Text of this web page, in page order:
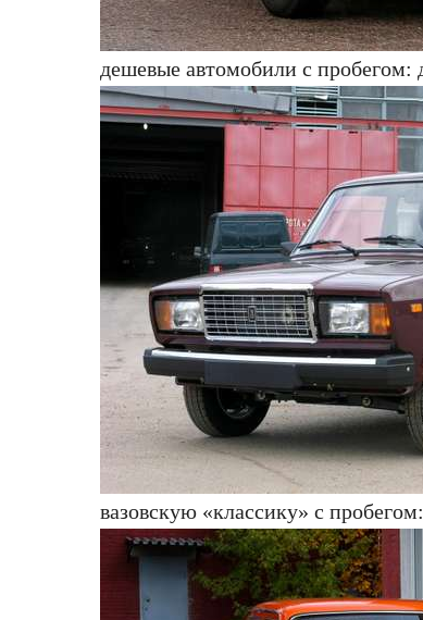
дешевые автомобили с пробегом:
вазовскую «классику» с